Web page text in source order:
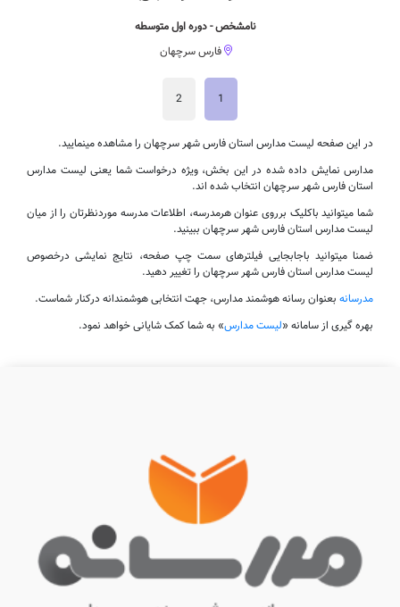
نامشخص - دوره اول متوسطه
فارس سرچهان
1
2
در این صفحه لیست مدارس استان فارس شهر سرچهان را مشاهده مینمایید.
مدارس نمایش داده شده در این بخش، ویژه درخواست شما یعنی لیست مدارس
استان فارس شهر سرچهان انتخاب شده اند.
شما میتوانید باکلیک برروی عنوان هرمدرسه، اطلاعات مدرسه موردنظرتان را از میان
لیست مدارس استان فارس شهر سرچهان ببینید.
ضمنا میتوانید باجابجایی فیلترهای سمت چپ صفحه، نتایج نمایشی درخصوص
لیست مدارس استان فارس شهر سرچهان را تغییر دهید.
مدرسانه بعنوان رسانه هوشمند مدارس، جهت انتخابی هوشمندانه درکنار شماست.
بهره گیری از سامانه «لیست مدارس» به شما کمک شایانی خواهد نمود.